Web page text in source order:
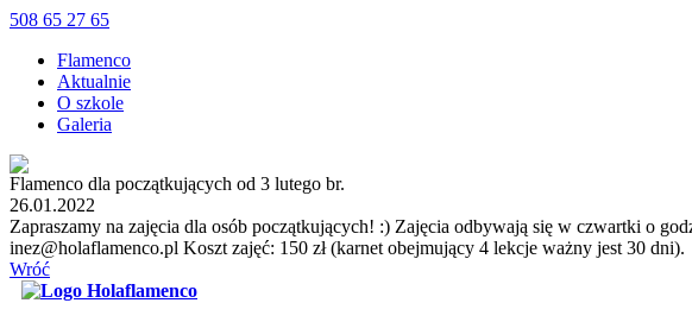
508 65 27 65
Flamenco
Aktualnie
O szkole
Galeria
Flamenco dla początkujących od 3 lutego br.
26.01.2022
Zapraszamy na zajęcia dla osób początkujących! :) Zajęcia odbywają się w czwartki o
inez@holaflamenco.pl Koszt zajęć: 150 zł (karnet obejmujący 4 lekcje ważny jest 30 dni).
Wróć